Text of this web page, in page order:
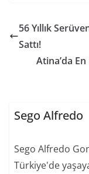
56 Yıllık
Sattı!
Atina’da
Sego Alfredo
Sego Alfredo
Türkiye'de